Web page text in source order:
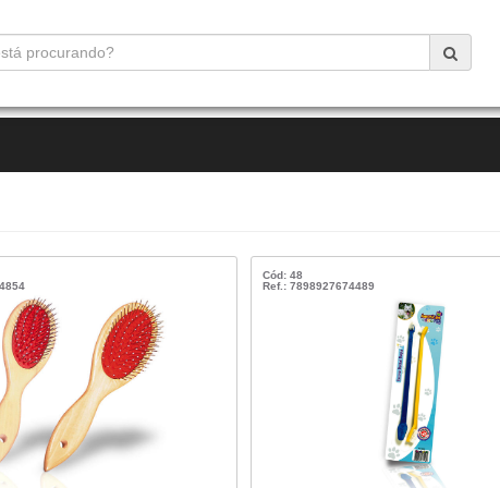
Cód: 48
Ref.: 7898927674489